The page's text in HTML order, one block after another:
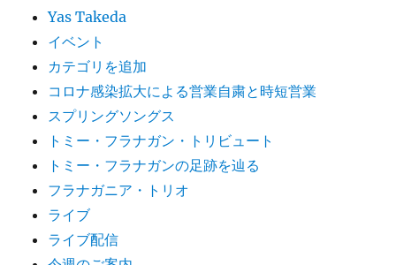
Yas Takeda
イベント
カテゴリを追加
コロナ感染拡大による営業自粛と時短営業
スプリングソングス
トミー・フラナガン・トリビュート
トミー・フラナガンの足跡を辿る
フラナガニア・トリオ
ライブ
ライブ配信